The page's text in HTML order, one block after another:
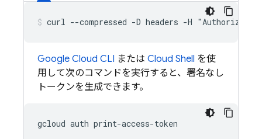
curl --compressed -D headers -H
Google Cloud CLI または Cloud Shell を使
用して次のコマンドを実行すると、署名なし
トークンを生成できます。
gcloud auth